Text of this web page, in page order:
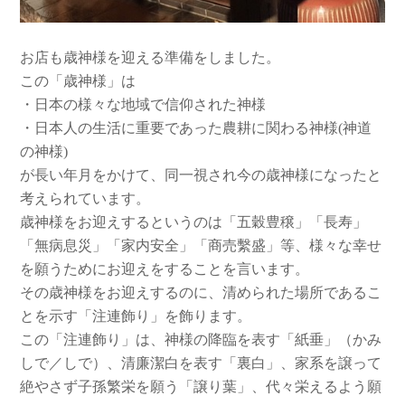
お店も歳神様を迎える準備をしました。
この「歳神様」は
・日本の様々な地域で信仰された神様
・日本人の生活に重要であった農耕に関わる神様(神道
の神様)
が長い年月をかけて、同一視され今の歳神様になったと
考えられています。
歳神様をお迎えするというのは「五穀豊穣」「長寿」
「無病息災」「家内安全」「商売繫盛」等、様々な幸せ
を願うためにお迎えをすることを言います。
その歳神様をお迎えするのに、清められた場所であるこ
とを示す「注連飾り」を飾ります。
この「注連飾り」は、神様の降臨を表す「紙垂」（かみ
しで／しで）、清廉潔白を表す「裏白」、家系を譲って
絶やさず子孫繁栄を願う「譲り葉」、代々栄えるよう願